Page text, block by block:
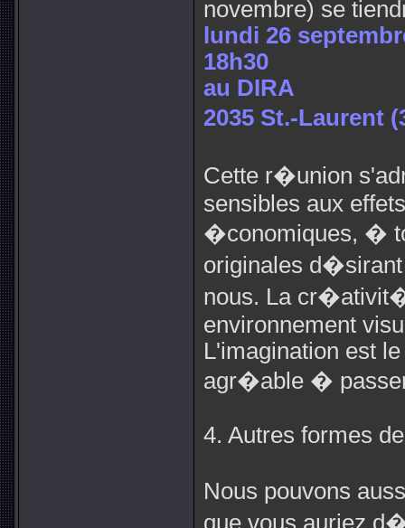
novembre) se
lundi 26
18h30
au DIRA
2035 St.-Laurent
Cette r�union
sensibles aux
�conomiques, �
originales d�sirant
nous. La
environnement
L'imagination est
agr�able �
4. Autres formes
Nous pouvons
que vous auriez